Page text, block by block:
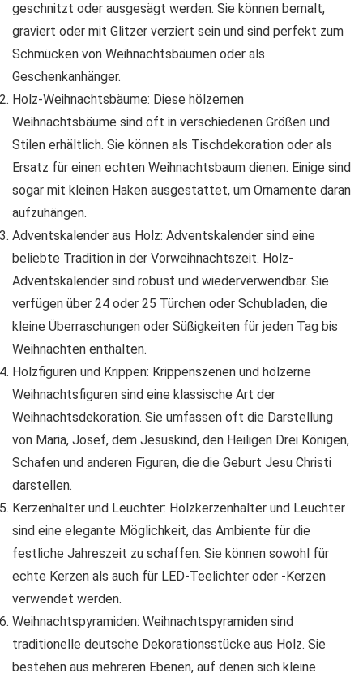
geschnitzt oder ausgesägt werden. Sie können bemalt,
graviert oder mit Glitzer verziert sein und sind perfekt zum
Schmücken von Weihnachtsbäumen oder als
Geschenkanhänger.
Holz-Weihnachtsbäume: Diese hölzernen
Weihnachtsbäume sind oft in verschiedenen Größen und
Stilen erhältlich. Sie können als Tischdekoration oder als
Ersatz für einen echten Weihnachtsbaum dienen. Einige sind
sogar mit kleinen Haken ausgestattet, um Ornamente daran
aufzuhängen.
Adventskalender aus Holz: Adventskalender sind eine
beliebte Tradition in der Vorweihnachtszeit. Holz-
Adventskalender sind robust und wiederverwendbar. Sie
verfügen über 24 oder 25 Türchen oder Schubladen, die
kleine Überraschungen oder Süßigkeiten für jeden Tag bis
Weihnachten enthalten.
Holzfiguren und Krippen: Krippenszenen und hölzerne
Weihnachtsfiguren sind eine klassische Art der
Weihnachtsdekoration. Sie umfassen oft die Darstellung
von Maria, Josef, dem Jesuskind, den Heiligen Drei Königen,
Schafen und anderen Figuren, die die Geburt Jesu Christi
darstellen.
Kerzenhalter und Leuchter: Holzkerzenhalter und Leuchter
sind eine elegante Möglichkeit, das Ambiente für die
festliche Jahreszeit zu schaffen. Sie können sowohl für
echte Kerzen als auch für LED-Teelichter oder -Kerzen
verwendet werden.
Weihnachtspyramiden: Weihnachtspyramiden sind
traditionelle deutsche Dekorationsstücke aus Holz. Sie
bestehen aus mehreren Ebenen, auf denen sich kleine